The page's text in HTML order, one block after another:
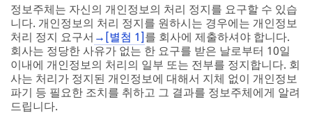
정보주체는 자신의 개인정보의 처리 정지를 요구할 수 있습
니다. 개인정보의 처리 정지를 원하시는 경우에는 개인정보
처리 정지 요구서 →[별첨 1]를 회사에 제출하셔야 합니다.
회사는 정당한 사유가 없는 한 요구를 받은 날로부터 10일
이내에 개인정보의 처리의 일부 또는 전부를 정지합니다. 회
사는 처리가 정지된 개인정보에 대해서 지체 없이 개인정보
파기 등 필요한 조치를 취하고 그 결과를 정보주체에게 알려
드립니다.